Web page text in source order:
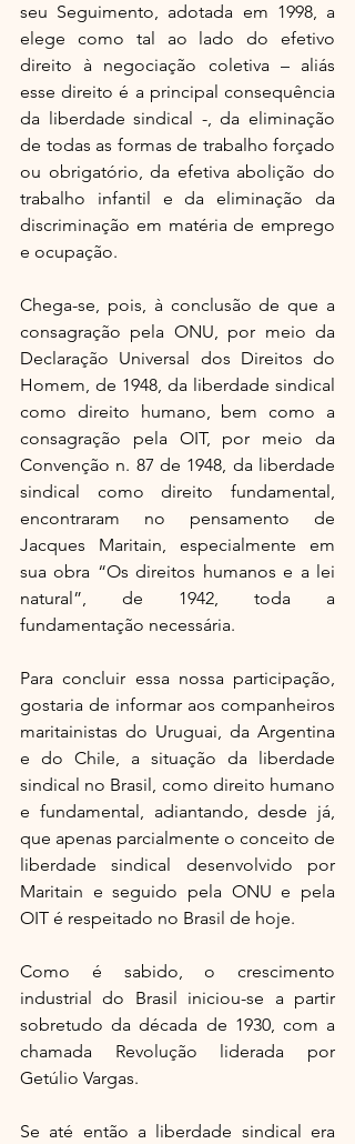
seu Seguimento, adotada em 1998, a
elege como tal ao lado do efetivo
direito à negociação coletiva – aliás
esse direito é a principal consequência
da liberdade sindical -, da eliminação
de todas as formas de trabalho forçado
ou obrigatório, da efetiva abolição do
trabalho infantil e da eliminação da
discriminação em matéria de emprego
e ocupação.
Chega-se, pois, à conclusão de que a
consagração pela ONU, por meio da
Declaração Universal dos Direitos do
Homem, de 1948, da liberdade sindical
como direito humano, bem como a
consagração pela OIT, por meio da
Convenção n. 87 de 1948, da liberdade
sindical como direito fundamental,
encontraram no pensamento de
Jacques Maritain, especialmente em
sua obra “Os direitos humanos e a lei
natural”, de 1942, toda a
fundamentação necessária.
Para concluir essa nossa participação,
gostaria de informar aos companheiros
maritainistas do Uruguai, da Argentina
e do Chile, a situação da liberdade
sindical no Brasil, como direito humano
e fundamental, adiantando, desde já,
que apenas parcialmente o conceito de
liberdade sindical desenvolvido por
Maritain e seguido pela ONU e pela
OIT é respeitado no Brasil de hoje.
Como é sabido, o crescimento
industrial do Brasil iniciou-se a partir
sobretudo da década de 1930, com a
chamada Revolução liderada por
Getúlio Vargas.
Se até então a liberdade sindical era